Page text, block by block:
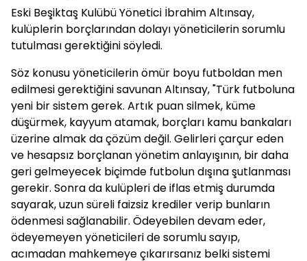
Eski Beşiktaş Kulübü Yönetici İbrahim Altınsay,
kulüplerin borçlarından dolayı yöneticilerin sorumlu
tutulması gerektiğini söyledi.
Söz konusu yöneticilerin ömür boyu futboldan men
edilmesi gerektiğini savunan Altınsay, "Türk futboluna
yeni bir sistem gerek. Artık puan silmek, küme
düşürmek, kayyum atamak, borçları kamu bankaları
üzerine almak da çözüm değil. Gelirleri çarçur eden
ve hesapsız borçlanan yönetim anlayışının, bir daha
geri gelmeyecek biçimde futbolun dışına şutlanması
gerekir. Sonra da kulüpleri de iflas etmiş durumda
sayarak, uzun süreli faizsiz krediler verip bunların
ödenmesi sağlanabilir. Ödeyebilen devam eder,
ödeyemeyen yöneticileri de sorumlu sayıp,
acımadan mahkemeye çıkarırsanız belki sistemi